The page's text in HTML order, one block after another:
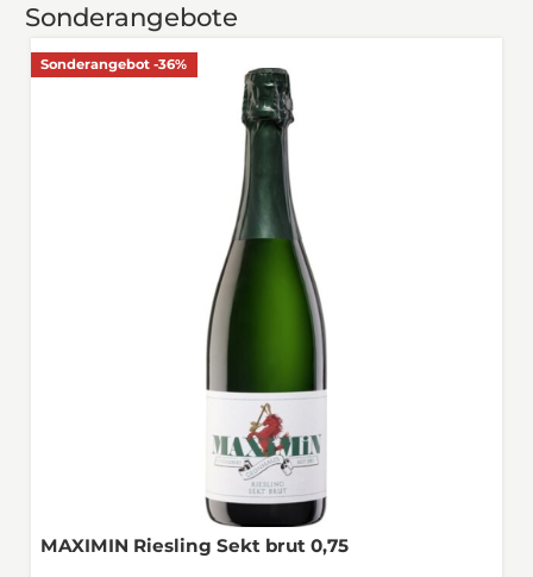
Sonderangebote
Sonderangebot -36%
MAXIMIN Riesling Sekt brut 0,75